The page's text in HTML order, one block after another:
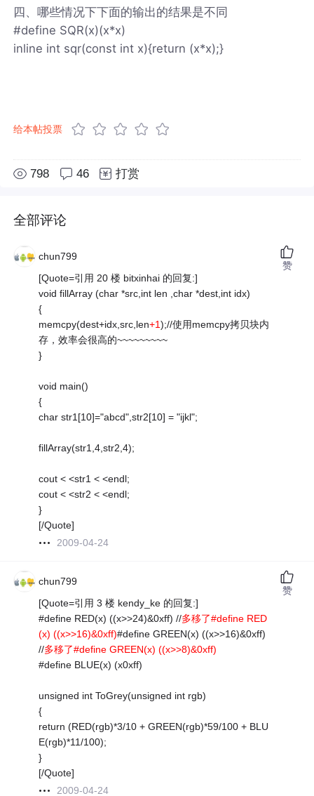
四、哪些情况下下面的输出的结果是不同
#define SQR(x)(x*x)
inline int sqr(const int x){return (x*x);}
给本帖投票
798 46 打赏
全部评论
chun799
[Quote=引用 20 楼 bitxinhai 的回复:]
void fillArray (char *src,int len ,char *dest,int idx)
{
memcpy(dest+idx,src,len+1);//使用memcpy拷贝块内
存，效率会很高的~~~~~~~~~
}
void main()
{
char str1[10]="abcd",str2[10] = "ijkl";
fillArray(str1,4,str2,4);
cout < <str1 < <endl;
cout < <str2 < <endl;
}
[/Quote]
2009-04-24
赞
chun799
[Quote=引用 3 楼 kendy_ke 的回复:]
#define RED(x) ((x>>24)&0xff) //多移了#define RED
(x) ((x>>16)&0xff)#define GREEN(x) ((x>>16)&0xff)
//多移了#define GREEN(x) ((x>>8)&0xff)
#define BLUE(x) (x0xff)
unsigned int ToGrey(unsigned int rgb)
{
return (RED(rgb)*3/10 + GREEN(rgb)*59/100 + BLU
E(rgb)*11/100);
}
[/Quote]
2009-04-24
赞